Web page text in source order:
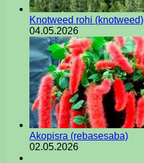
Knotweed rohi (knotweed)
04.05.2026
Akopisra (rebasesaba)
02.05.2026